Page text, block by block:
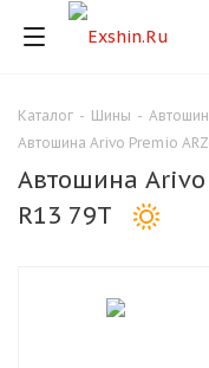
Каталог - Шины -
Автошина Arivo Premio
Автошина Arivo
R13 79T
Для клиентов всех
Разбейте
оплатуна